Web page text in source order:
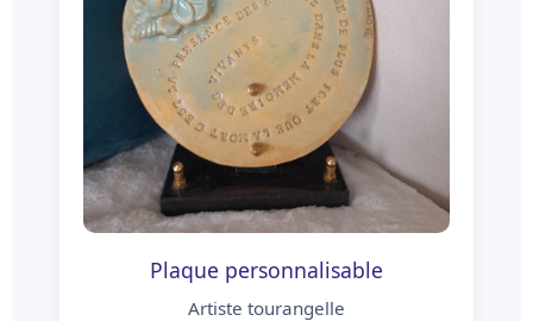
Plaque personnalisable
Artiste tourangelle